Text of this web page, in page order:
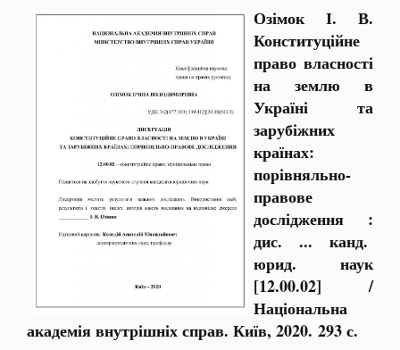
Озімок І. В.
Конституційне
право власності
на землю в
Україні та
зарубіжних
країнах:
порівняльно-
правове
дослідження :
дис. ... канд.
юрид. наук
[12.00.02] /
Національна
академія внутрішніх справ. Київ, 2020. 293 с.